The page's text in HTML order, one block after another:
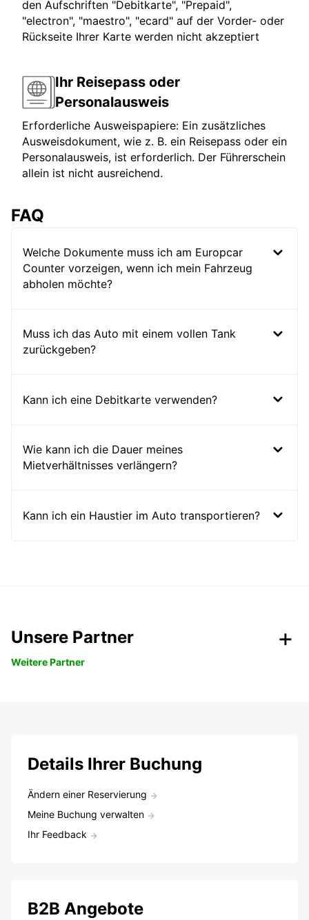
den Aufschriften "Debitkarte", "Prepaid",
"electron", "maestro", "ecard" auf der Vorder- oder
Rückseite Ihrer Karte werden nicht akzeptiert
Ihr Reisepass oder
Personalausweis
Erforderliche Ausweispapiere: Ein zusätzliches
Ausweisdokument, wie z. B. ein Reisepass oder ein
Personalausweis, ist erforderlich. Der Führerschein
allein ist nicht ausreichend.
FAQ
Welche Dokumente muss ich am Europcar
Counter vorzeigen, wenn ich mein Fahrzeug
abholen möchte?
Muss ich das Auto mit einem vollen Tank
zurückgeben?
Kann ich eine Debitkarte verwenden?
Wie kann ich die Dauer meines
Mietverhältnisses verlängern?
Kann ich ein Haustier im Auto transportieren?
Unsere Partner
Weitere Partner
Details Ihrer Buchung
Ändern einer Reservierung
Meine Buchung verwalten
Ihr Feedback
B2B Angebote